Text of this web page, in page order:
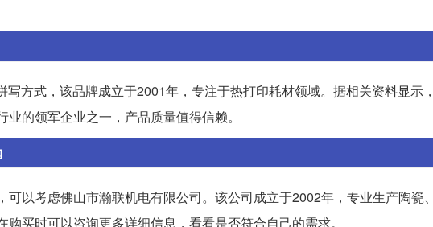
写方式，该品牌成立于2001年，专注于热打印耗材领域。据相关资料显示
的领军企业之一，产品质量值得信赖。
可以考虑佛山市瀚联机电有限公司。该公司成立于2002年，专业生产陶瓷
买时可以咨询更多详细信息，看看是否符合自己的需求。